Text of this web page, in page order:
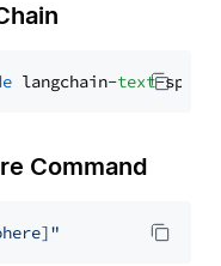
langchain-text
Command